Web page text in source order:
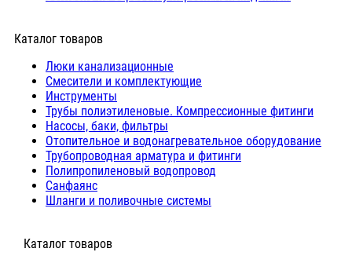
Каталог товаров
Люки канализационные
Cмесители и комплектующие
Инструменты
Трубы полиэтиленовые. Компрессионные фитинги
Насосы, баки, фильтры
Отопительное и водонагревательное оборудование
Трубопроводная арматура и фитинги
Полипропиленовый водопровод
Санфаянс
Шланги и поливочные системы
⠀Каталог товаров